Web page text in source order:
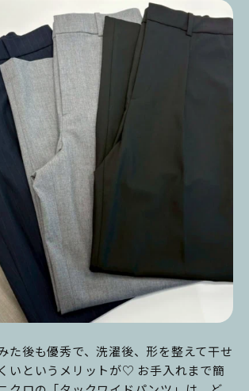
た後も優秀で、洗濯後、形を整えて干せ
いというメリットが♡ お手入れまで簡